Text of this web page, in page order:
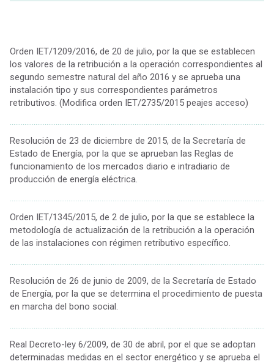
Orden IET/1209/2016, de 20 de julio, por la que se establecen
los valores de la retribución a la operación correspondientes al
segundo semestre natural del año 2016 y se aprueba una
instalación tipo y sus correspondientes parámetros
retributivos. (Modifica orden IET/2735/2015 peajes acceso)
Resolución de 23 de diciembre de 2015, de la Secretaría de
Estado de Energía, por la que se aprueban las Reglas de
funcionamiento de los mercados diario e intradiario de
producción de energía eléctrica.
Orden IET/1345/2015, de 2 de julio, por la que se establece la
metodología de actualización de la retribución a la operación
de las instalaciones con régimen retributivo específico.
Resolución de 26 de junio de 2009, de la Secretaría de Estado
de Energía, por la que se determina el procedimiento de puesta
en marcha del bono social.
Real Decreto-ley 6/2009, de 30 de abril, por el que se adoptan
determinadas medidas en el sector energético y se aprueba el